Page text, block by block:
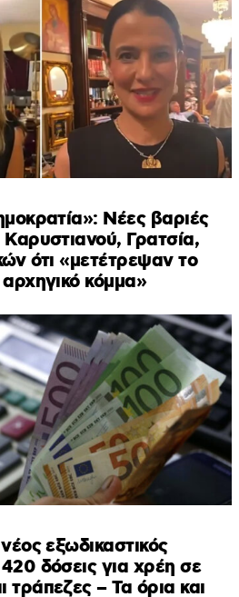
Νέες βαριές
Γρατσία,
ότι «μετέτρεψαν το
κόμμα»
εξωδικαστικός
δόσεις για χρέη σε
– Τα όρια και